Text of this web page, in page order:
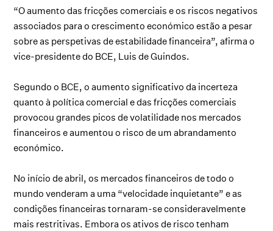
“O aumento das fricções comerciais e os riscos negativos
associados para o crescimento económico estão a pesar
sobre as perspetivas de estabilidade financeira”, afirma o
vice-presidente do BCE, Luis de Guindos.
Segundo o BCE, o aumento significativo da incerteza
quanto à política comercial e das fricções comerciais
provocou grandes picos de volatilidade nos mercados
financeiros e aumentou o risco de um abrandamento
económico.
No início de abril, os mercados financeiros de todo o
mundo venderam a uma “velocidade inquietante” e as
condições financeiras tornaram-se consideravelmente
mais restritivas. Embora os ativos de risco tenham